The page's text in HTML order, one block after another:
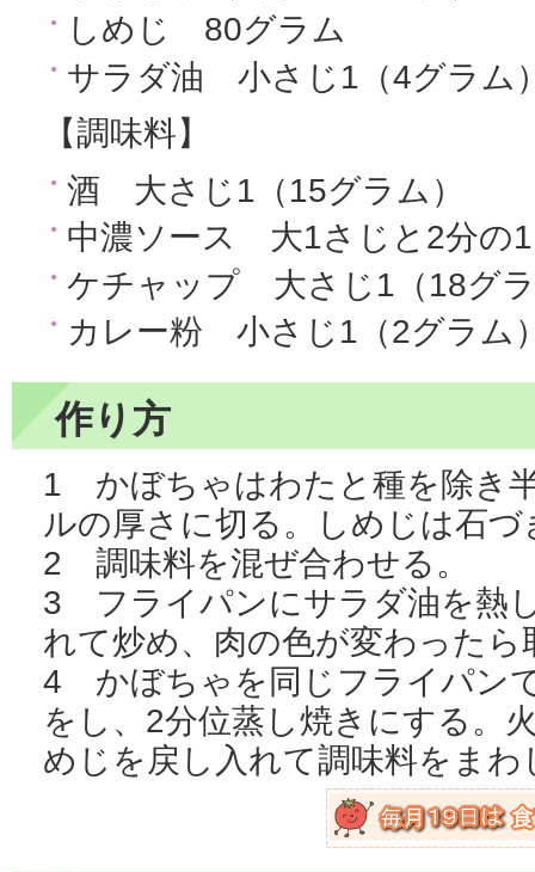
しめじ 80グラム
サラダ油 小さじ1（4グラム
【調味料】
酒 大さじ1（15グラム）
中濃ソース 大1さじと2分の
ケチャップ 大さじ1（18グ
カレー粉 小さじ1（2グラム
作り方
1 かぼちゃはわたと種を除き
ルの厚さに切る。しめじは石
2 調味料を混ぜ合わせる。
3 フライパンにサラダ油を熱
れて炒め、肉の色が変わったら
4 かぼちゃを同じフライパン
をし、2分位蒸し焼きにする。
めじを戻し入れて調味料をま